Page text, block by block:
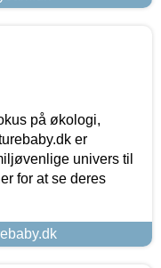
på økologi,
er
univers til
for at se deres